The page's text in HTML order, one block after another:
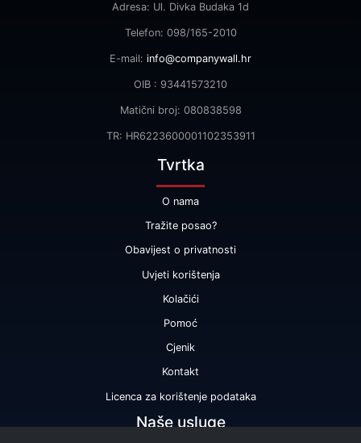
Adresa: Ul. Divka Budaka 1d
Telefon: 098/165-2010
E-mail: info@companywall.hr
OIB : 93441573210
Matični broj: 080838598
TR: HR6223600001102353911
Tvrtka
O nama
Tražite posao?
Obavijest o privatnosti
Uvjeti korištenja
Kolačići
Pomoć
Cjenik
Kontakt
Licenca za korištenje podataka
Naše usluge